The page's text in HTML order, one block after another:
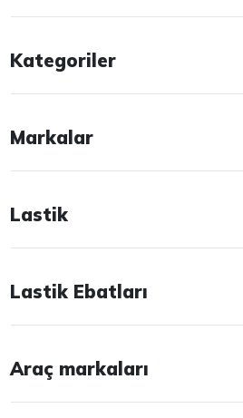
Kategoriler
Markalar
Lastik
Lastik Ebatları
Araç markaları